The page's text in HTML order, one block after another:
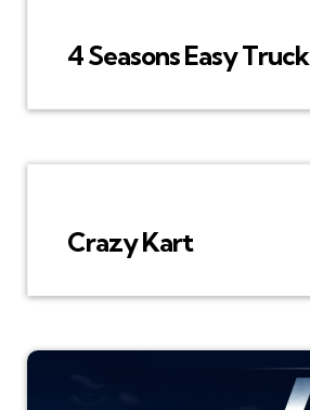
4 Seasons Easy Truck
Crazy Kart